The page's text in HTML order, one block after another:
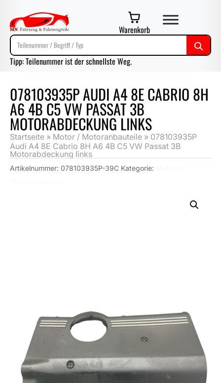
Warenkorb
Tipp: Teilenummer ist der schnellste Weg.
078103935P AUDI A4 8E CABRIO 8H
A6 4B C5 VW PASSAT 3B
MOTORABDECKUNG LINKS
Startseite » Motor / Motoranbauteile » 078103935P
Audi A4 8E Cabrio 8H A6 4B C5 VW Passat 3B
Motorabdeckung links
Artikelnummer: 078103935P-39C Kategorie: